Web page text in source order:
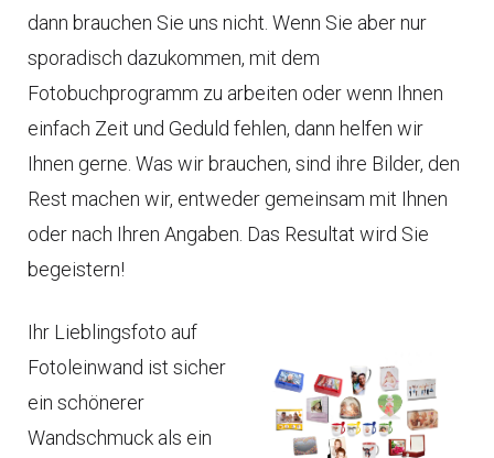
dann brauchen Sie uns nicht. Wenn Sie aber nur
sporadisch dazukommen, mit dem
Fotobuchprogramm zu arbeiten oder wenn Ihnen
einfach Zeit und Geduld fehlen, dann helfen wir
Ihnen gerne. Was wir brauchen, sind ihre Bilder, den
Rest machen wir, entweder gemeinsam mit Ihnen
oder nach Ihren Angaben. Das Resultat wird Sie
begeistern!
Ihr Lieblingsfoto auf
Fotoleinwand ist sicher
ein schönerer
Wandschmuck als ein